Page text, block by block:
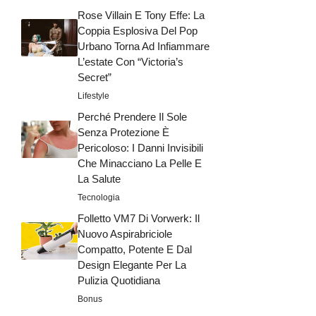
Rose Villain E Tony Effe: La
Coppia Esplosiva Del Pop
Urbano Torna Ad Infiammare
L’estate Con “Victoria’s
Secret”
Lifestyle
Perché Prendere Il Sole
Senza Protezione È
Pericoloso: I Danni Invisibili
Che Minacciano La Pelle E
La Salute
Tecnologia
Folletto VM7 Di Vorwerk: Il
Nuovo Aspirabriciole
Compatto, Potente E Dal
Design Elegante Per La
Pulizia Quotidiana
Bonus